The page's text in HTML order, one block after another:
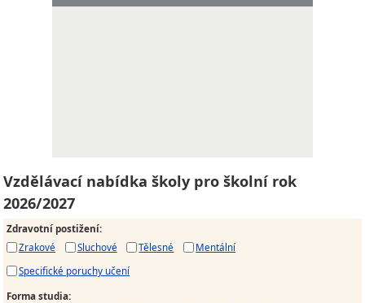
Vzdělávací nabídka školy pro školní rok
2026/2027
Zdravotní postižení:
Zrakové
Sluchové Tělesné
Mentální
Specifické poruchy učení
Forma studia: